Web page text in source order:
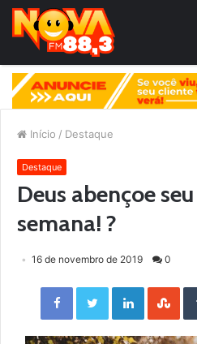
Início / Destaque
Destaque
Deus abençoe
semana! ?
16 de novembro de 2019 0
Facebook Twitter LinkedIn StumbleUpon